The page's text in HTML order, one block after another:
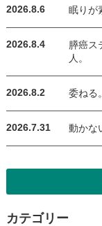
2026.8.6 眠りが
2026.8.4
膵癌ス
人。
2026.8.2 委ねる。
2026.7.31 動かな
カテゴリー